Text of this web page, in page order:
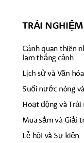
TRẢI NGHIỆM
Cảnh quan thiên
lam thắng cảnh
Lịch sử và Văn hóa
Suối nước nóng
Hoạt động và Trải
Mua sắm và Giải
Lễ hội và Sự kiện